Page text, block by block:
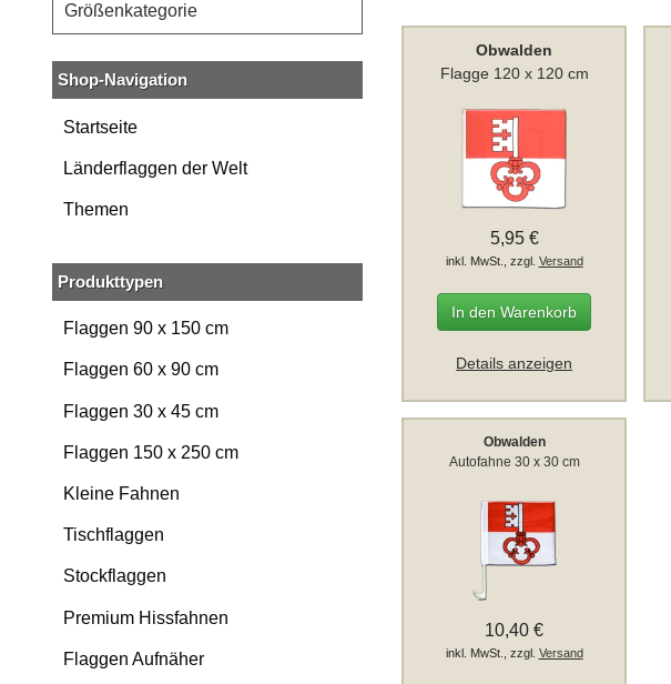
Größenkategorie
Shop-Navigation
Startseite
Länderflaggen der Welt
Themen
Produkttypen
Flaggen 90 x 150 cm
Flaggen 60 x 90 cm
Flaggen 30 x 45 cm
Flaggen 150 x 250 cm
Kleine Fahnen
Tischflaggen
Stockflaggen
Premium Hissfahnen
Flaggen Aufnäher
Obwalden
Flagge 120 x 120 cm
5,95 €
inkl. MwSt., zzgl. Versand
In den Warenkorb
Details anzeigen
Obwalden
Autofahne 30 x 30 cm
10,40 €
inkl. MwSt., zzgl. Versand